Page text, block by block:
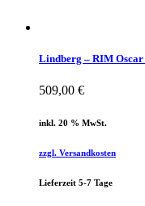
Lindberg – RIM Oscar
509,00 €
inkl. 20 % MwSt.
zzgl. Versandkosten
Lieferzeit 5-7 Tage